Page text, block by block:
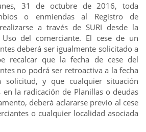
31 de octubre de 2016, toda
o enmiendas al Registro de
a través de SURI desde la
del comerciante. El cese de un
deberá ser igualmente solicitado a
recalcar que la fecha de cese del
no podrá ser retroactiva a la fecha
y que cualquier situación
en la radicación de Planillas o deudas
deberá aclararse previo al cese
o cualquier localidad asociada